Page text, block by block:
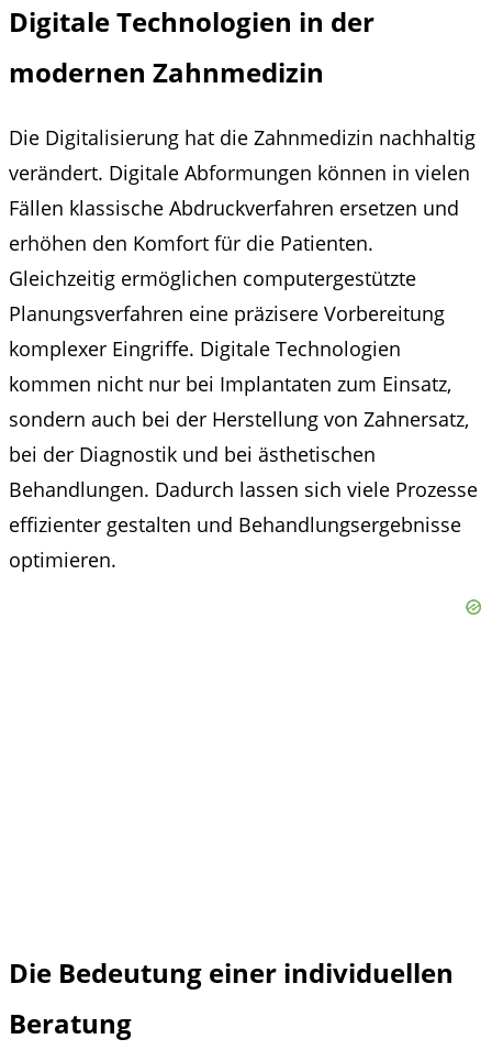
Digitale Technologien in der
modernen Zahnmedizin
Die Digitalisierung hat die Zahnmedizin nachhaltig
verändert. Digitale Abformungen können in vielen
Fällen klassische Abdruckverfahren ersetzen und
erhöhen den Komfort für die Patienten.
Gleichzeitig ermöglichen computergestützte
Planungsverfahren eine präzisere Vorbereitung
komplexer Eingriffe. Digitale Technologien
kommen nicht nur bei Implantaten zum Einsatz,
sondern auch bei der Herstellung von Zahnersatz,
bei der Diagnostik und bei ästhetischen
Behandlungen. Dadurch lassen sich viele Prozesse
effizienter gestalten und Behandlungsergebnisse
optimieren.
Die Bedeutung einer individuellen
Beratung